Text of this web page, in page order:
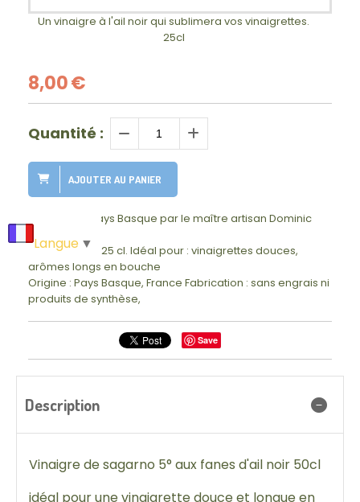
Un vinaigre à l'ail noir qui sublimera vos vinaigrettes.
25cl
8,00€
Quantité :
AJOUTER AU PANIER
Préparé au Pays Basque par le maître artisan Dominic
Contenance : 25 cl. Idéal pour : vinaigrettes douces,
arômes longs en bouche
Origine : Pays Basque, France Fabrication : sans engrais ni
produits de synthèse,
Save
Description
Vinaigre de sagarno 5° aux fanes d'ail noir 50cl
idéal pour une vinaigrette douce et longue en
Langue ▼